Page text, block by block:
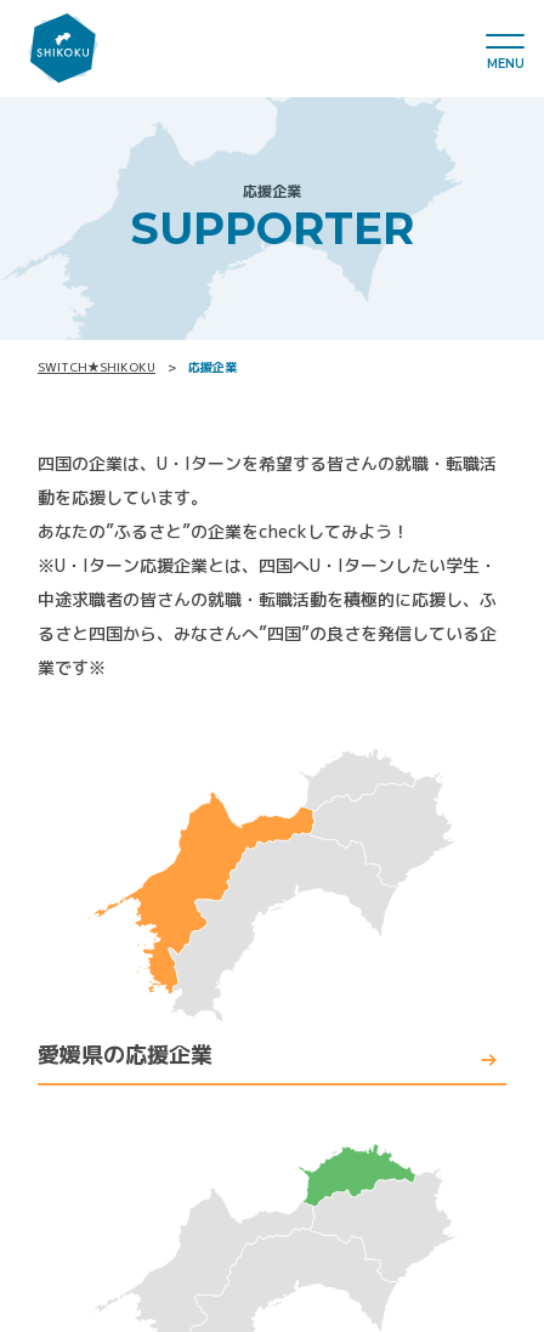
MENU
応援企業
SUPPORTER
SWITCH★SHIKOKU 応援企業
四国の企業は、U・Iターンを希望する皆さんの就職・転職活
動を応援しています。
あなたの”ふるさと”の企業をcheckしてみよう！
※U・Iターン応援企業とは、四国へU・Iターンしたい学生・
中途求職者の皆さんの就職・転職活動を積極的に応援し、ふ
るさと四国から、みなさんへ”四国”の良さを発信している企
業です※
愛媛県の応援企業